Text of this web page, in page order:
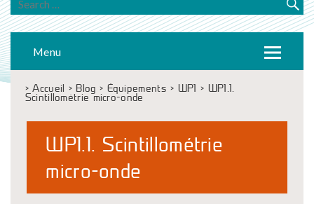
Menu
>Accueil > Blog > Équipements > WP1 > WP1.1.
Scintillométrie micro-onde
WP1.1. Scintillométrie
micro-onde